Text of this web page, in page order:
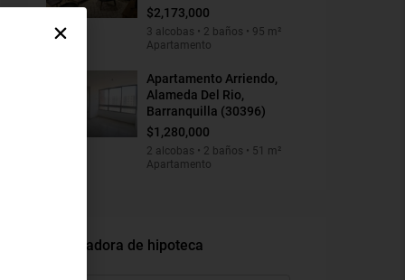
$2,173,000
3 alcobas • 2 baños • 95 m²
Apartamento
Apartamento Arriendo,
Alameda Del Rio,
Barranquilla (30396)
$1,280,000
2 alcobas • 2 baños • 51 m²
Apartamento
Calculadora de hipoteca